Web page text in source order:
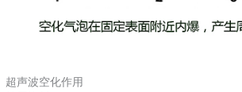
超声波空化作用